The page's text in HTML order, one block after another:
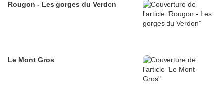
Rougon - Les gorges du Verdon
Le Mont Gros